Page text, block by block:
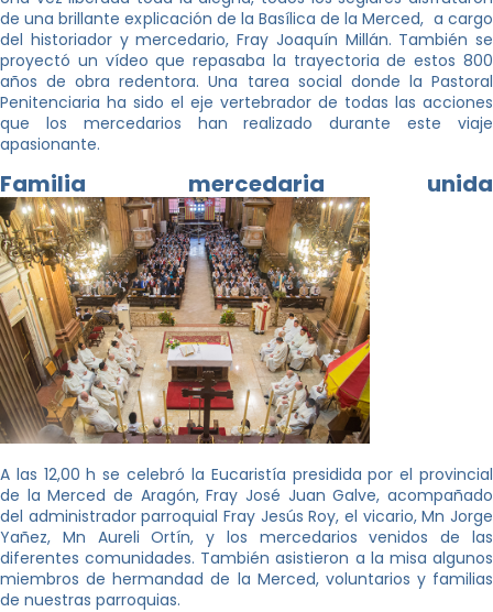
de una brillante explicación de la Basílica de la Merced, a cargo
del historiador y mercedario, Fray Joaquín Millán. También se
proyectó un vídeo que repasaba la trayectoria de estos 800
años de obra redentora. Una tarea social donde la Pastoral
Penitenciaria ha sido el eje vertebrador de todas las acciones
que los mercedarios han realizado durante este viaje
apasionante.
Familia mercedaria unida
A las 12,00 h se celebró la Eucaristía presidida por el provincial
de la Merced de Aragón, Fray José Juan Galve, acompañado
del administrador parroquial Fray Jesús Roy, el vicario, Mn Jorge
Yañez, Mn Aureli Ortín, y los mercedarios venidos de las
diferentes comunidades. También asistieron a la misa algunos
miembros de hermandad de la Merced, voluntarios y familias
de nuestras parroquias.